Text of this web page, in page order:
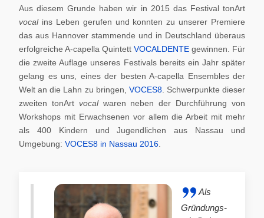
Aus diesem Grunde haben wir in 2015 das Festival tonArt
vocal ins Leben gerufen und konnten zu unserer Premiere
das aus Hannover stammende und in Deutschland überaus
erfolgreiche A-capella Quintett VOCALDENTE gewinnen. Für
die zweite Auflage unseres Festivals bereits ein Jahr später
gelang es uns, eines der besten A-capella Ensembles der
Welt an die Lahn zu bringen, VOCES8. Schwerpunkte dieser
zweiten tonArt vocalwaren neben der Durchführung von
Workshops mit Erwachsenen vor allem die Arbeit mit mehr
als 400 Kindern und Jugendlichen aus Nassau und
Umgebung: VOCES8 in Nassau 2016
Als
Gründungs-